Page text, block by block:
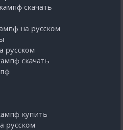
скачать
на русском
русском
скачать
купить
русском